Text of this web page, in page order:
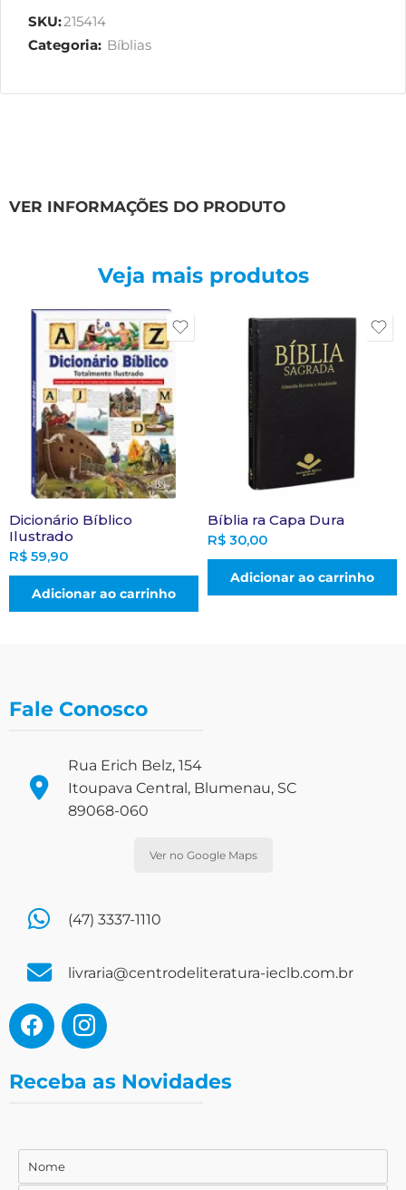
SKU:215414
Categoria: Bíblias
VER INFORMAÇÕES DO PRODUTO
Veja mais produtos
Dicionário Bíblico
Ilustrado
R$ 59,90
Adicionar ao carrinho
Bíblia ra Capa Dura
R$ 30,00
Adicionar ao carrinho
Fale Conosco
Rua Erich Belz, 154
Itoupava Central, Blumenau, SC
89068-060
Ver no Google Maps
(47) 3337-1110
livraria@centrodeliteratura-ieclb.com.br
Receba as Novidades
Nome
Nome